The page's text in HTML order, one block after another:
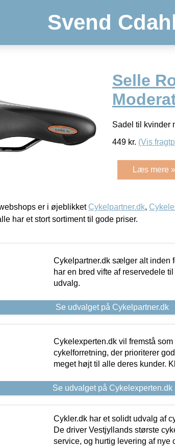
Svend
Selle
Sadel til kvinder
449 kr. (Vis
Læs mere »
er i øjeblikket Cykelpartner.dk,
har et stort sortiment til gode priser.
Cykelpartner.dk sælger alt inden
har en bred vifte af reservedele
udvalg.
Se udvalget på Cykelpartner.dk
Cykelexperten.dk vil fremstå
cykelforretning, der prioriterer
meget højt til alle deres kunder.
Se udvalget på Cykelexperten.dk
Cykler.dk har et solidt udvalg af
De driver Vestjyllands største
service, og hurtig levering af nye